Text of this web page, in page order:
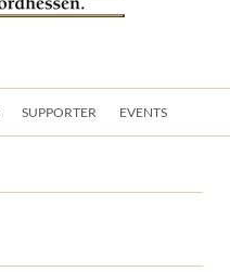
SUPPORTER EVENTS